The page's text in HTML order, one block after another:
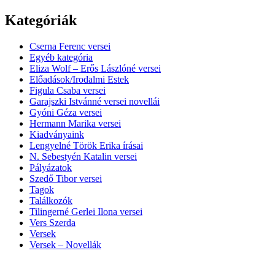
Kategóriák
Cserna Ferenc versei
Egyéb kategória
Eliza Wolf – Erős Lászlóné versei
Előadások/Irodalmi Estek
Figula Csaba versei
Garajszki Istvánné versei novellái
Gyóni Géza versei
Hermann Marika versei
Kiadványaink
Lengyelné Török Erika írásai
N. Sebestyén Katalin versei
Pályázatok
Szedő Tibor versei
Tagok
Találkozók
Tilingerné Gerlei Ilona versei
Vers Szerda
Versek
Versek – Novellák